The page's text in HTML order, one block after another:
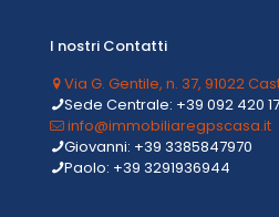
I nostri Contatti
Via G. Gentile, n. 37, 91022
Sede Centrale: +39 092 420
info@immobiliaregpscasa.it
Giovanni: +39 3385847970
Paolo: +39 3291936944